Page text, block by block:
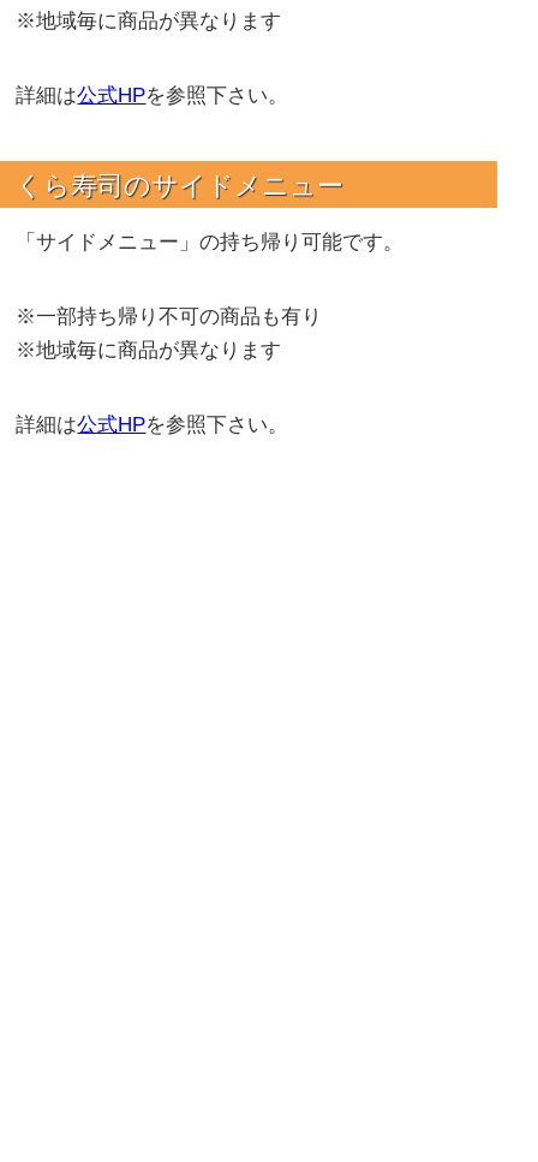
※地域毎に商品が異なります
詳細は公式HPを参照下さい。
くら寿司のサイドメニュー
「サイドメニュー」の持ち帰り可能です。
※一部持ち帰り不可の商品も有り
※地域毎に商品が異なります
詳細は公式HPを参照下さい。